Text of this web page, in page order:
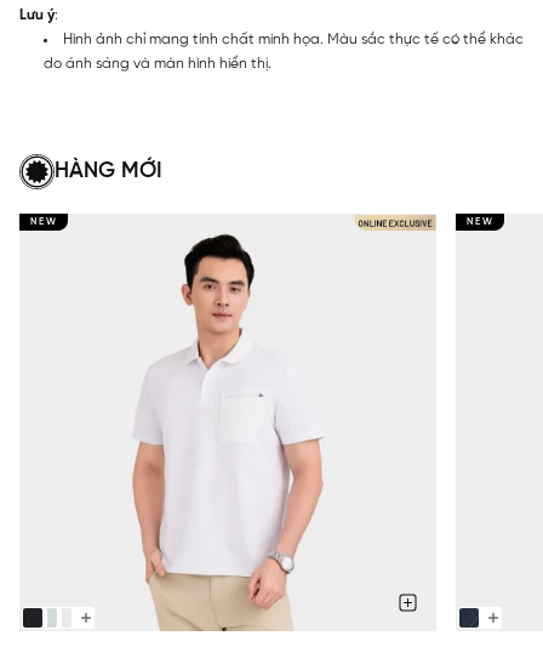
Lưu ý:
Hình ảnh chỉ mang tính chất minh họa. Màu sắc thực tế có thể khác
do ánh sáng và màn hình hiển thị.
HÀNG MỚI
NEW NEW